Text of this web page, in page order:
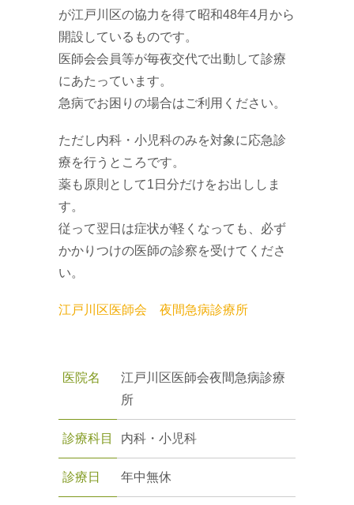
が江戸川区の協力を得て昭和48年4月から
開設しているものです。
医師会会員等が毎夜交代で出動して診療
にあたっています。
急病でお困りの場合はご利用ください。
ただし内科・小児科のみを対象に応急診
療を行うところです。
薬も原則として1日分だけをお出ししま
す。
従って翌日は症状が軽くなっても、必ず
かかりつけの医師の診察を受けてくださ
い。
江戸川区医師会 夜間急病診療所
医院名
江戸川区医師会夜間急病診療
所
診療科目 内科・小児科
診療日 年中無休